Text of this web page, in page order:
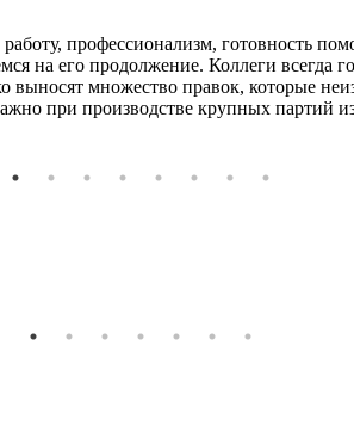
профессионализм, готовность
на его продолжение. Коллеги всегда
выносят множество правок, которые
при производстве крупных партий